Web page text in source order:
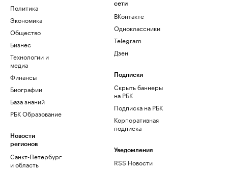
Политика
Экономика
Общество
Бизнес
Технологии и
медиа
Финансы
Биографии
База знаний
РБК Образование
Новости
регионов
Санкт-Петербург
и область
сети
ВКонтакте
Одноклассники
Telegram
Дзен
Подписки
Скрыть баннеры
на РБК
Подписка на РБК
Корпоративная
подписка
Уведомления
RSS Новости